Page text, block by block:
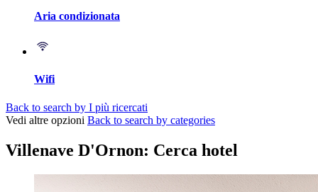
Aria condizionata
Wifi
Back to search by I più ricercati
Vedi altre opzioni Back to search by categories
Villenave D'Ornon: Cerca hotel